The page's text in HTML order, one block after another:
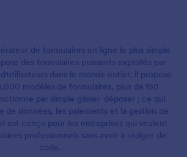
de formulaires en ligne le plus simple
des formulaires puissants exploités par
dans le monde entier. Il propose
modèles de formulaires, plus de 150
par simple glisser-déposer ; ce qui
de données, les paiements et la gestion de
est conçu pour les entreprises qui veulent
professionnels sans avoir à rédiger de
code.